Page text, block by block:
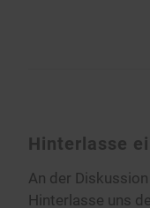
Hinterlasse
An der
Hinterlasse uns